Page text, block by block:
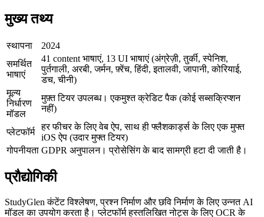
मुख्य तथ्य
स्थापना
2024
समर्थित
भाषाएं
41 content भाषाएं, 13 UI भाषाएं (अंग्रेज़ी, तुर्की, स्पेनिश,
पुर्तगाली, अरबी, जर्मन, फ़्रेंच, हिंदी, इतालवी, जापानी, कोरियाई,
डच, चीनी)
मूल्य
निर्धारण
मॉडल
मुफ़्त टियर उपलब्ध। एकमुश्त क्रेडिट पैक (कोई सब्सक्रिप्शन
नहीं)
प्लेटफॉर्म
हर फीचर के लिए वेब ऐप, साथ ही फ्लैशकार्ड्स के लिए एक मुफ्त
iOS ऐप (उदार मुफ्त टियर)
गोपनीयता GDPR अनुपालन। प्रोसेसिंग के बाद सामग्री हटा दी जाती है।
प्रौद्योगिकी
StudyGlen कंटेंट विश्लेषण, प्रश्न निर्माण और छवि निर्माण के लिए उन्नत AI
मॉडल का उपयोग करता है। प्लेटफॉर्म हस्तलिखित नोट्स के लिए OCR के